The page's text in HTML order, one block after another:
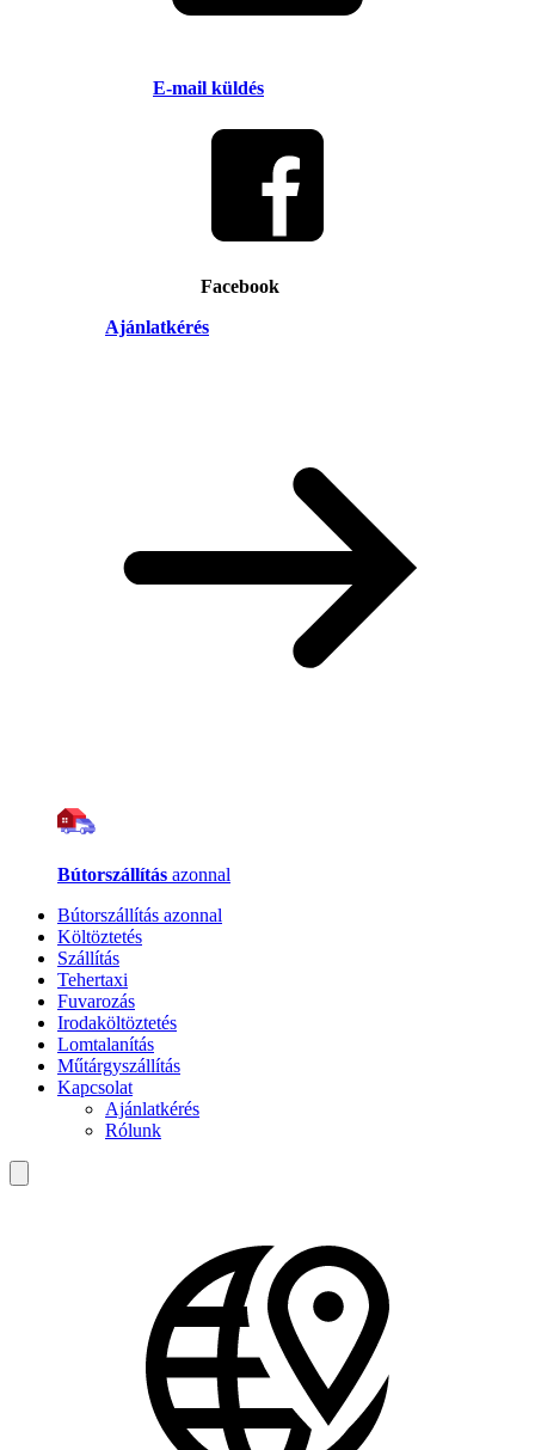
E-mail küldés
Facebook
Ajánlatkérés
Bútorszállítás azonnal
Bútorszállítás azonnal
Költöztetés
Szállítás
Tehertaxi
Fuvarozás
Irodaköltöztetés
Lomtalanítás
Műtárgyszállítás
Kapcsolat
Ajánlatkérés
Rólunk